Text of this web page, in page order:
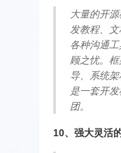
大量的开
发教程、文
各种沟通
顾之忧。
导、系统
是一套开
团。
10、强大灵活